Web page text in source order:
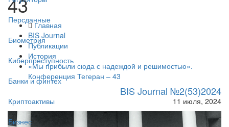
Персданные
Биометрия
Киберпреступность
Банки и финтех
Криптоактивы
Бизнес
Главная
BIS Journal
Публикации
История
«Мы прибыли сюда с надеждой и решимостью».
Конференция Тегеран – 43
BIS Journal №2(53)2024
11 июля, 2024